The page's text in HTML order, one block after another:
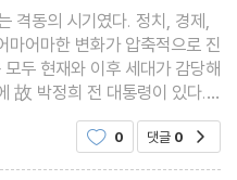
격동의 시기였다. 정치, 경제,
어마한 변화가 압축적으로 진
두 현재와 이후 세대가 감당해
故 박정희 전 대통령이 있다.
서도 가장 비판받는 야누스의
후 親
0 댓글 0